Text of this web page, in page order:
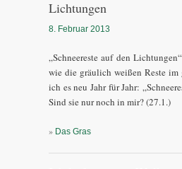
Lichtungen
8. Februar 2013
„Schneereste auf den
wie die gräulich weißen Reste
ich es neu Jahr für Jahr:
Sind sie nur noch in mir? (27.1.)
» Das Gras